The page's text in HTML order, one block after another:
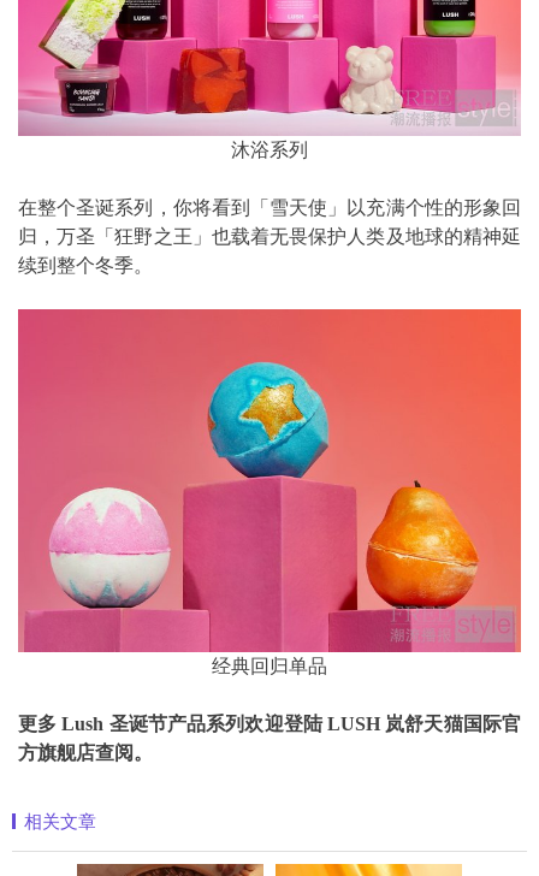
沐浴系列
在整个圣诞系列，你将看到「雪天使」以充满个性的形象回
归，万圣「狂野之王」也载着无畏保护人类及地球的精神延
续到整个冬季。
经典回归单品
更多 Lush 圣诞节产品系列欢迎登陆 LUSH 岚舒天猫国际官
方旗舰店查阅。
相关文章